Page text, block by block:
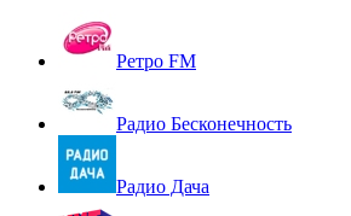
Ретро FM
Радио Бесконечность
Радио Дача